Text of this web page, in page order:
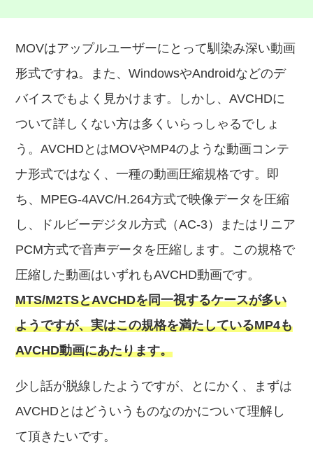
MOVはアップルユーザーにとって馴染み深い動画
形式ですね。また、WindowsやAndroidなどのデ
バイスでもよく見かけます。しかし、AVCHDに
ついて詳しくない方は多くいらっしゃるでしょ
う。AVCHDとはMOVやMP4のような動画コンテ
ナ形式ではなく、一種の動画圧縮規格です。即
ち、MPEG-4AVC/H.264方式で映像データを圧縮
し、ドルビーデジタル方式（AC-3）またはリニア
PCM方式で音声データを圧縮します。この規格で
圧縮した動画はいずれもAVCHD動画です。
MTS/M2TSとAVCHDを同一視するケースが多い
ようですが、実はこの規格を満たしているMP4も
AVCHD動画にあたります。
少し話が脱線したようですが、とにかく、まずは
AVCHDとはどういうものなのかについて理解し
て頂きたいです。